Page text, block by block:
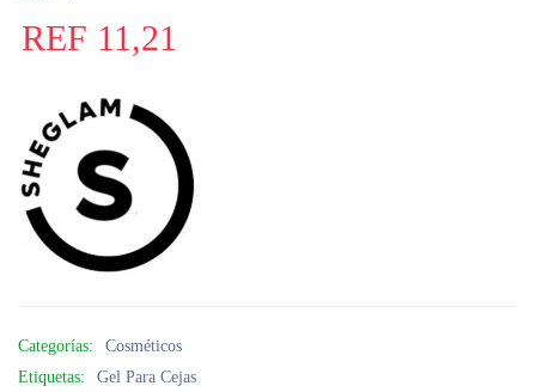
REF 11,21
Categorías:
Cosméticos
Etiquetas:
Gel Para Cejas